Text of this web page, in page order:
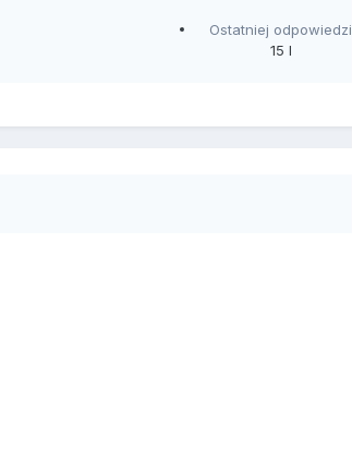
Ostatniej odpowiedzi
15 l